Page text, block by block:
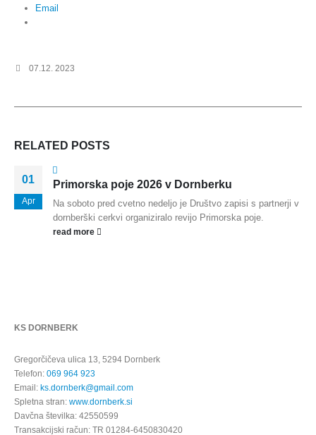
Email
07.12. 2023
RELATED POSTS
01
Apr
Primorska poje 2026 v Dornberku
Na soboto pred cvetno nedeljo je Društvo zapisi s partnerji v
dornberški cerkvi organiziralo revijo Primorska poje.
read more
KS DORNBERK
Gregorčičeva ulica 13, 5294 Dornberk
Telefon: 069 964 923
Email: ks.dornberk@gmail.com
Spletna stran: www.dornberk.si
Davčna številka: 42550599
Transakcijski račun: TR 01284-6450830420